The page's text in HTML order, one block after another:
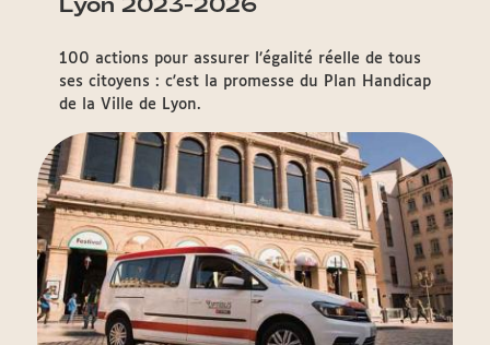
100 actions pour assurer l’égalité réelle de tous
ses citoyens : c'est la promesse du Plan Handicap
de la Ville de Lyon.